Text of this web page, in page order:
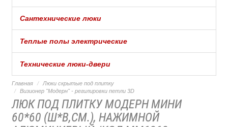
Сантехнические люки
Теплые полы электрические
Технические люки-двери
Главная
Люки скрытые под плитку
Визионер "Модерн" - регилировки петли 3D
ЛЮК ПОД ПЛИТКУ МОДЕРН МИНИ
60*60 (Ш*В,СМ.), НАЖИМНОЙ